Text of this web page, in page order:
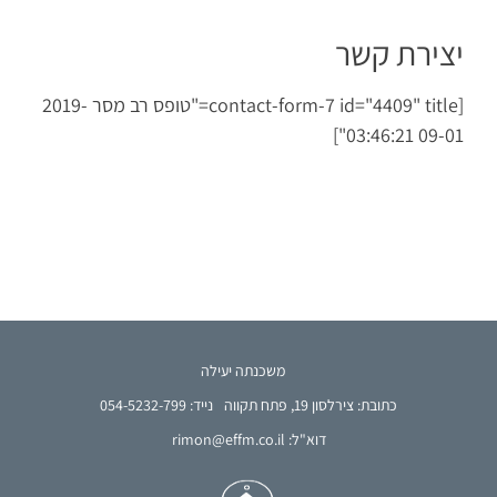
יצירת קשר
[contact-form-7 id="4409" title="טופס רב מסר 2019-
09-01 03:46:21"]
משכנתה יעילה
כתובת: צירלסון 19, פתח תקווה
נייד: 054-5232-799
דוא"ל: rimon@effm.co.il